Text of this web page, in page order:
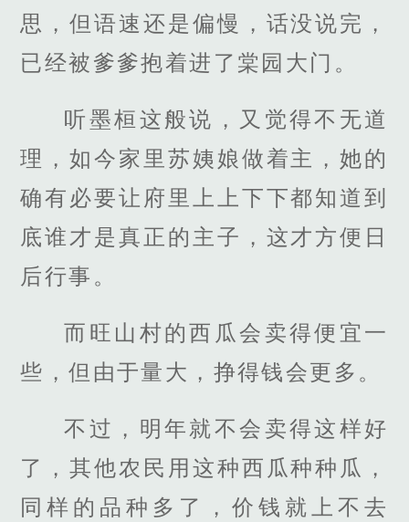
思，但语速还是偏慢，话没说完，
已经被爹爹抱着进了棠园大门。
听墨桓这般说，又觉得不无道
理，如今家里苏姨娘做着主，她的
确有必要让府里上上下下都知道到
底谁才是真正的主子，这才方便日
后行事。
而旺山村的西瓜会卖得便宜一
些，但由于量大，挣得钱会更多。
不过，明年就不会卖得这样好
了，其他农民用这种西瓜种种瓜，
同样的品种多了，价钱就上不去